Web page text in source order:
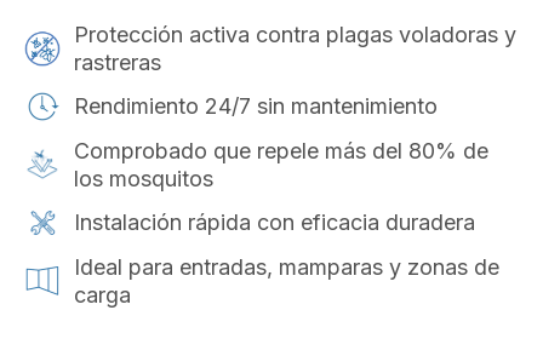
Protección activa contra plagas voladoras y
rastreras
Rendimiento 24/7 sin mantenimiento
Comprobado que repele más del 80% de
los mosquitos
Instalación rápida con eficacia duradera
Ideal para entradas, mamparas y zonas de
carga